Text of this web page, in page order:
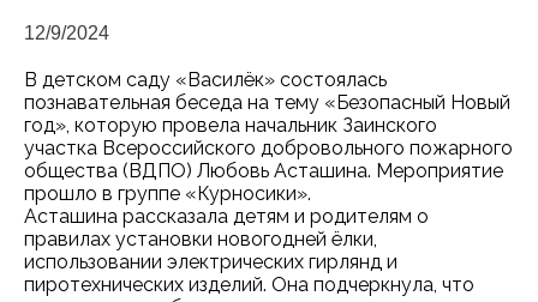
12/9/2024
В детском саду «Василёк» состоялась
познавательная беседа на тему «Безопасный Новый
год», которую провела начальник Заинского
участка Всероссийского добровольного пожарного
общества (ВДПО) Любовь Асташина. Мероприятие
прошло в группе «Курносики».
Асташина рассказала детям и родителям о
правилах установки новогодней ёлки,
использовании электрических гирлянд и
пиротехнических изделий. Она подчеркнула, что